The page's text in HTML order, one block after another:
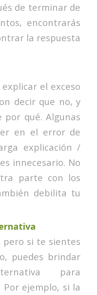
de terminar de
encontrarás
la respuesta
el exceso
decir que no, y
por qué. Algunas
en el error de
explicación /
innecesario. No
parte con los
debilita tu
pero si te sientes
puedes brindar
para
ejemplo, si la